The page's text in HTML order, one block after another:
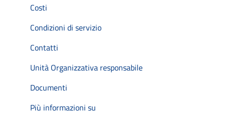
Costi
Condizioni di servizio
Contatti
Unità Organizzativa responsabile
Documenti
Più informazioni su